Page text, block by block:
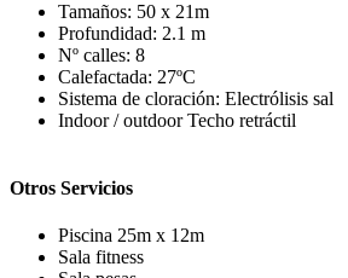
Tamaños: 50 x 21m
Profundidad: 2.1 m
Nº calles: 8
Calefactada: 27ºC
Sistema de cloración: Electrólisis sal
Indoor / outdoorTecho retráctil
Otros Servicios
Piscina 25m x 12m
Sala fitness